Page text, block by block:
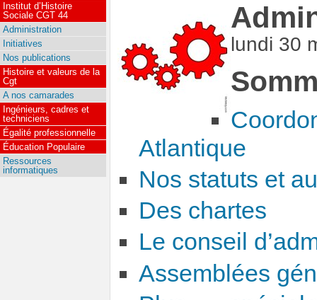
lundi 30
Atlantique
Nos statuts et
Des chartes
Le conseil
Assemblées
Institut d’Histoire
Sociale CGT 44
Administration
Initiatives
Nos publications
Histoire et valeurs de la
Cgt
A nos camarades
Ingénieurs, cadres et
techniciens
Égalité professionnelle
Éducation Populaire
Ressources
informatiques